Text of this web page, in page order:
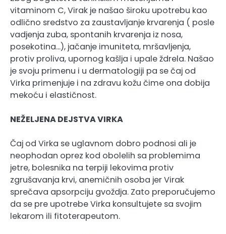
vitaminom C, Virak je našao široku upotrebu kao
odlično sredstvo za zaustavljanje krvarenja ( posle
vadjenja zuba, spontanih krvarenja iz nosa,
posekotina…), jačanje imuniteta, mršavljenja,
protiv proliva, upornog kašlja i upale ždrela. Našao
je svoju primenu i u dermatologiji pa se čaj od
Virka primenjuje i na zdravu kožu čime ona dobija
mekoću i elastičnost.
NEŽELJENA DEJSTVA VIRKA
Čaj od Virka se uglavnom dobro podnosi ali je
neophodan oprez kod obolelih sa problemima
jetre, bolesnika na terpiji lekovima protiv
zgrušavanja krvi, anemičnih osoba jer Virak
sprečava apsorpciju gvoždja. Zato preporučujemo
da se pre upotrebe Virka konsultujete sa svojim
lekarom ili fitoterapeutom.